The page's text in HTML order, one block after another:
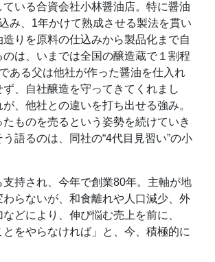
いる合資会社小林醤油店。特に醤油
み、1年かけて熟成させる製法を貫い
りを原料の仕込みから製品化まで自
は、いまでは全国の醸造蔵で１割程
ある父は他社が作った醤油を仕入れ
ず、自社醸造を守ってきてくれまし
、他社との違いを打ち出せる強み。
たものを売るという姿勢を続けていき
語るのは、同社の“4代目見習い”の小
支持され、今年で創業80年。主軸が地
わらないが、和食離れや人口減少、外
どにより、伸び悩む売上を前に、
とをやらなければ」と、今、積極的に